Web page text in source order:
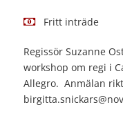
Fritt inträde
Regissör Suzanne
workshop om regi i
Allegro. Anmälan